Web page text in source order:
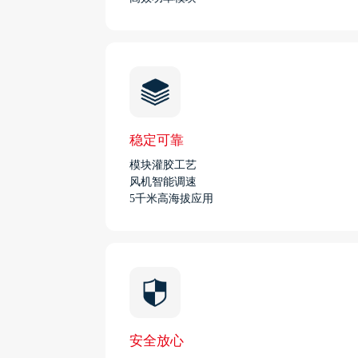
稳定可靠
模块灌胶工艺
风机智能调速
5千米高海拔应用
安全放心